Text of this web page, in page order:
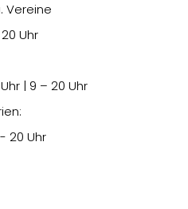
Vereine
Uhr
| 9 – 20 Uhr
20 Uhr